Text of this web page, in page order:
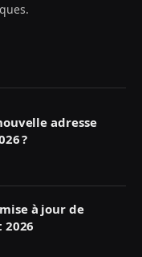
adresse
?
à jour de
2026